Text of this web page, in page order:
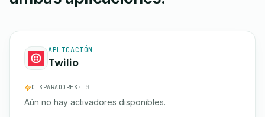
APLICACIÓN
Twilio
DISPARADORES · 0
Aún no hay activadores disponibles.